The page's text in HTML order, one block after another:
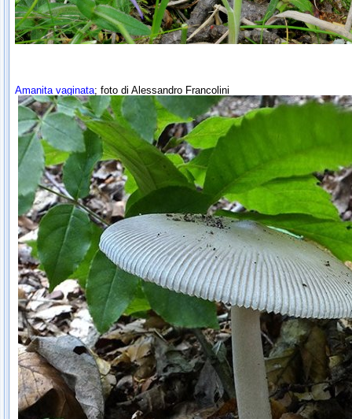
Amanita vaginata; foto di Alessandro Francolini